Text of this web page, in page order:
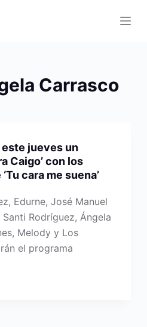
Carrasco
jueves un
Caigo’ con los
cara me suena’
Edurne, José Manuel
Rodríguez, Ángela
Melody y Los
el programa